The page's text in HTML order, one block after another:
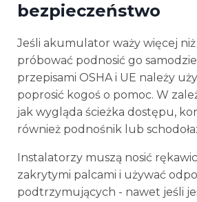
bezpieczeństwo
Jeśli akumulator waży więcej
próbować podnosić go
przepisami OSHA i UE należy
poprosić kogoś o pomoc. W
jak wygląda ścieżka dostępu,
również podnośnik lub
Instalatorzy muszą nosić
zakrytymi palcami i używać
podtrzymujących - nawet jeśli